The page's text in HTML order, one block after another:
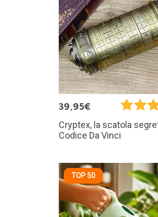
39,95€
Cryptex, la scatola
Codice Da Vinci
TOP 50